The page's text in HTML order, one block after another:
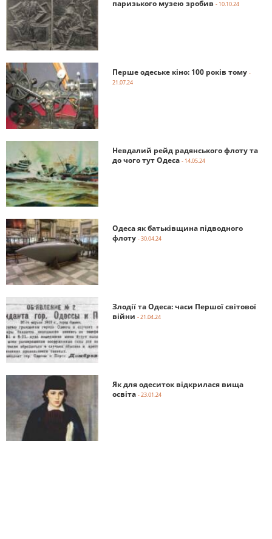
паризького музею зробив - 10.10.24
Перше одеське кіно: 100 років тому -
21.07.24
Невдалий рейд радянського флоту та
до чого тут Одеса - 14.05.24
Одеса як батьківщина підводного
флоту - 30.04.24
Злодії та Одеса: часи Першої світової
війни - 21.04.24
Як для одеситок відкрилася вища
освіта - 23.01.24